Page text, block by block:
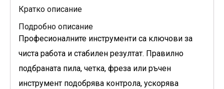
Кратко описание
Подробно описание
Професионалните инструменти са ключови за
чиста работа и стабилен резултат. Правилно
подбраната пила, четка, фреза или ръчен
инструмент подобрява контрола, ускорява